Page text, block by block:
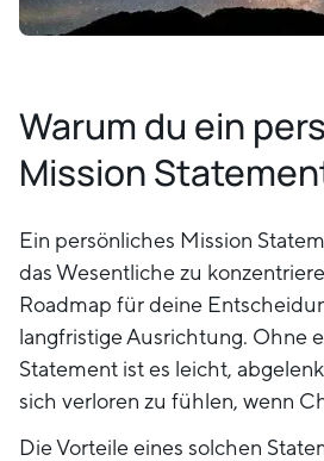
Warum du ein
Mission
Ein persönliches Mission
das Wesentliche zu
Roadmap für deine
langfristige Ausrichtung. Ohne
Statement ist es leicht,
sich verloren zu fühlen, wenn
Die Vorteile eines solchen